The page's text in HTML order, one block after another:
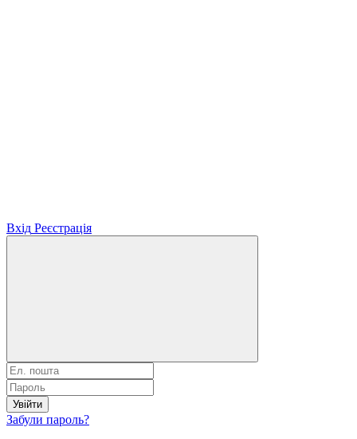
Вхід Реєстрація
Увійти
Забули пароль?